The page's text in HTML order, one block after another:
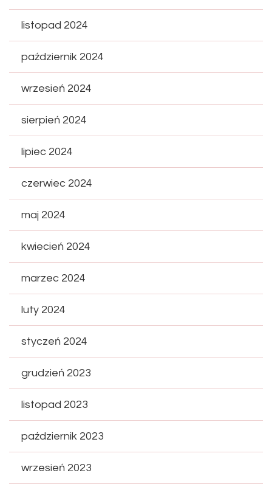
listopad 2024
październik 2024
wrzesień 2024
sierpień 2024
lipiec 2024
czerwiec 2024
maj 2024
kwiecień 2024
marzec 2024
luty 2024
styczeń 2024
grudzień 2023
listopad 2023
październik 2023
wrzesień 2023